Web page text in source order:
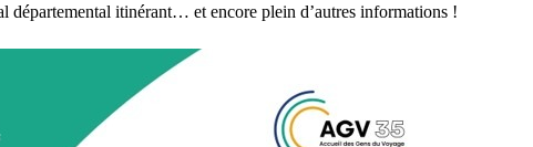
départemental itinérant… et encore plein d’autres informations !